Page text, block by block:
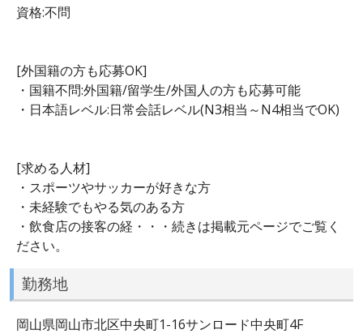
資格:不問
[外国籍の方も応募OK]
・国籍不問:外国籍/留学生/外国人の方も応募可能
・日本語レベル:日常会話レベル(N3相当～N4相当でOK)
[求める人材]
・スポーツやサッカーが好きな方
・未経験でもやる気のある方
・飲食店の接客の経・・・続きは掲載元ページでご覧く
ださい。
勤務地
岡山県岡山市北区中央町1-16サンロード中央町4F